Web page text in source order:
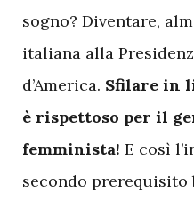
sogno? Diventare,
italiana alla
d’America. Sfilare in
è rispettoso per il
femminista! E così
secondo prerequisito